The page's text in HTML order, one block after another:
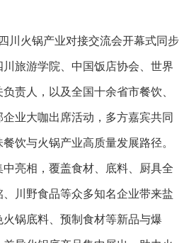
火锅产业对接交流会开幕式同步
旅游学院、中国饭店协会、世界
责人，以及全国十余省市餐饮、
业大咖出席活动，多方嘉宾共同
饮与火锅产业高质量发展路径。
亮相，覆盖食材、底料、厨具全
川野食品等众多知名企业带来盐
锅底料、预制食材等新品与爆